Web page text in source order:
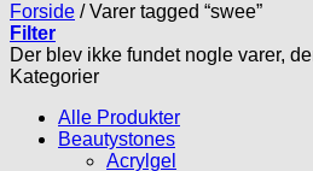
Forside /Varer tagged “swee”
Filter
Der blev ikke fundet nogle varer,
Kategorier
Alle Produkter
Beautystones
Acrylgel